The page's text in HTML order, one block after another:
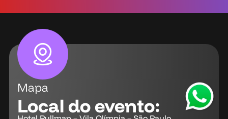
Mapa
Local do evento: